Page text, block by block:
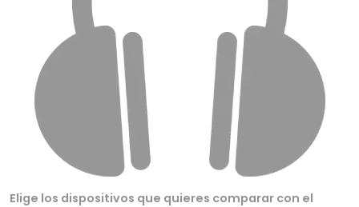
Elige los dispositivos que quieres comparar con el